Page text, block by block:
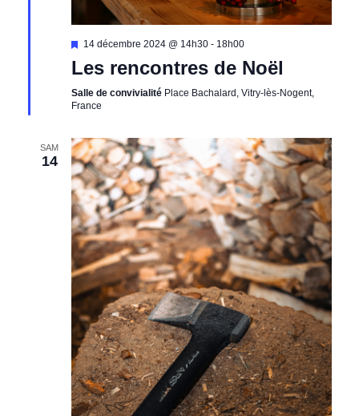
Mis
avant
14 décembre 2024 @ 14h30- 18h00
Les rencontres de Noël
Salle de convivialité Place Bachalard, Vitry-lès-Nogent,
France
SAM
14